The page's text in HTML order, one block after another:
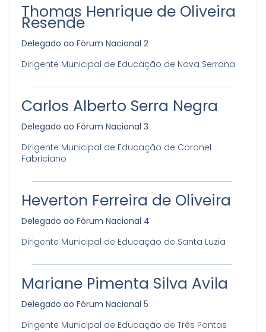
Thomas Henrique de Oliveira
Resende
Delegado ao Fórum Nacional 2
Dirigente Municipal de Educação de Nova Serrana
Carlos Alberto Serra Negra
Delegado ao Fórum Nacional 3
Dirigente Municipal de Educação de Coronel
Fabriciano
Heverton Ferreira de Oliveira
Delegado ao Fórum Nacional 4
Dirigente Municipal de Educação de Santa Luzia
Mariane Pimenta Silva Avila
Delegado ao Fórum Nacional 5
Dirigente Municipal de Educação de Três Pontas